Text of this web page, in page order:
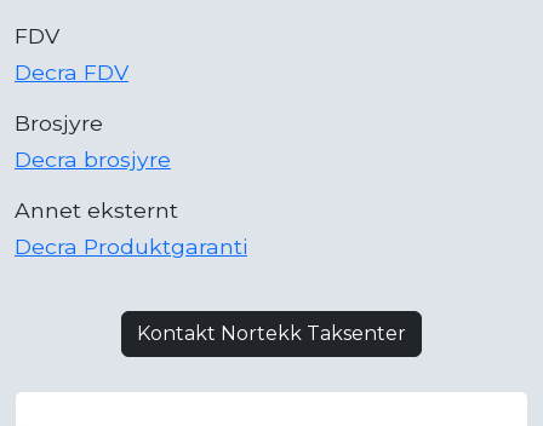
FDV
Decra FDV
Brosjyre
Decra brosjyre
Annet eksternt
Decra Produktgaranti
Kontakt Nortekk Taksenter